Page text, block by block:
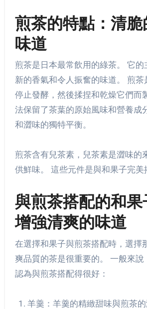
煎茶的特點：清
味道
煎茶是日本最常飲用的綠茶。 它的
新的香氣和令人振奮的味道。 煎茶
停止發酵，然後揉捏和乾燥它們而
法保留了茶葉的原始風味和營養成
和澀味的獨特平衡。
煎茶含有兒茶素，兒茶素是澀味的
供鮮味。 這些元件是與和果子完美
與煎茶搭配的和
增強清爽的味道
在選擇和果子與煎茶搭配時，選擇
爽品質的茶是很重要的。 一般來說
認為與煎茶搭配得很好：
羊羹：羊羹的精緻甜味與煎茶的